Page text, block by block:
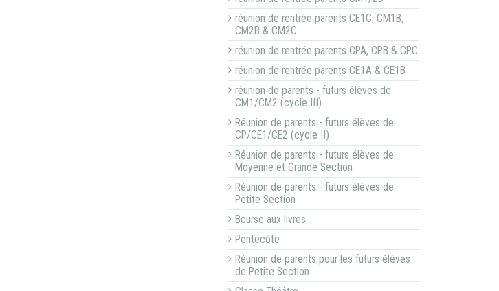
réunion de rentrée parents CE1C, CM1B,
CM2B & CM2C
réunion de rentrée parents CPA, CPB & CPC
réunion de rentrée parents CE1A & CE1B
réunion de parents - futurs élèves de
CM1/CM2 (cycle III)
Réunion de parents - futurs élèves de
CP/CE1/CE2 (cycle II)
Réunion de parents - futurs élèves de
Moyenne et Grande Section
Réunion de parents - futurs élèves de
Petite Section
Bourse aux livres
Pentecôte
Réunion de parents pour les futurs élèves
de Petite Section